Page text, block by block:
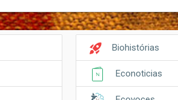
rocket_launch Biohistórias
Econoticias